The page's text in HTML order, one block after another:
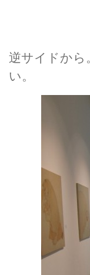
逆サイドか
い。